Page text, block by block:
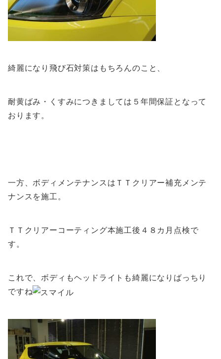
綺麗になり飛び石対策はもちろんのこと、
耐黄ばみ・くすみにつきましては５年間保証となって
おります。
一方、ボディメンテナンスはＴＴクリアー補充メンテ
ナンスを施工。
ＴＴクリアーコーティング本施工後４８カ月点検で
す。
これで、ボディもヘッドライトも綺麗になりばっちり
ですね